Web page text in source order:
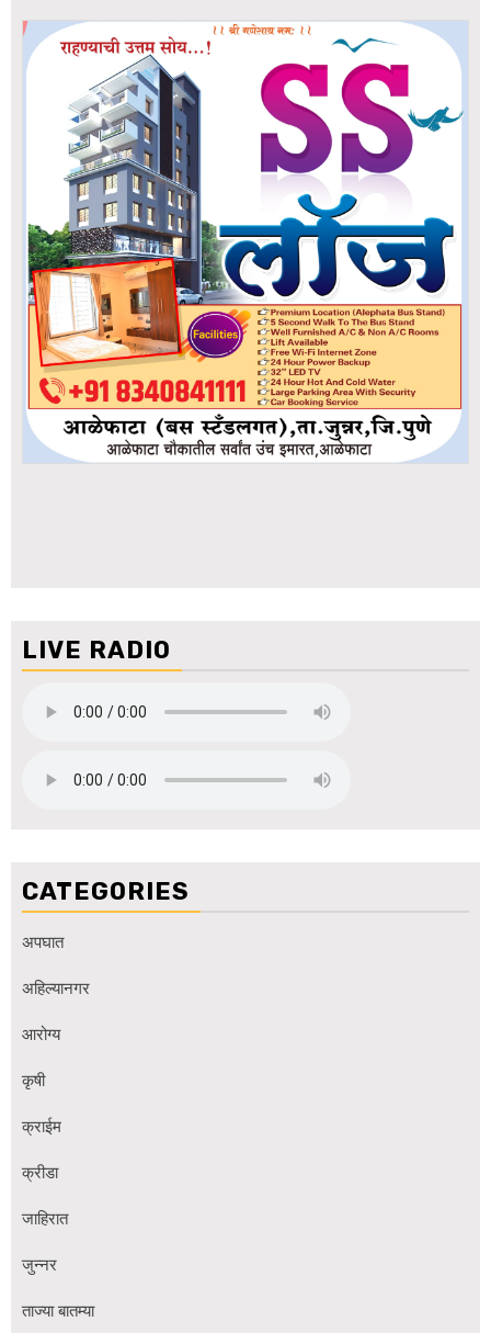
LIVE RADIO
CATEGORIES
अपघात
अहिल्यानगर
आरोग्य
कृषी
क्राईम
क्रीडा
जाहिरात
जुन्नर
ताज्या बातम्या